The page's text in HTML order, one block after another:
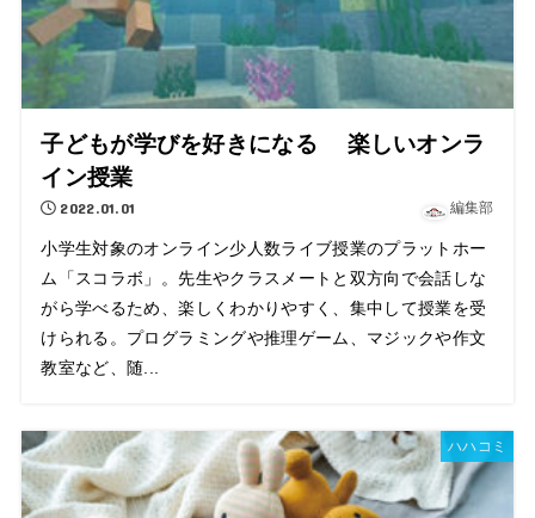
子どもが学びを好きになる 楽しいオンラ
イン授業
2022.01.01 編集部
小学生対象のオンライン少人数ライブ授業のプラットホー
ム「スコラボ」。先生やクラスメートと双方向で会話しな
がら学べるため、楽しくわかりやすく、集中して授業を受
けられる。プログラミングや推理ゲーム、マジックや作文
教室など、随...
ハハコミ